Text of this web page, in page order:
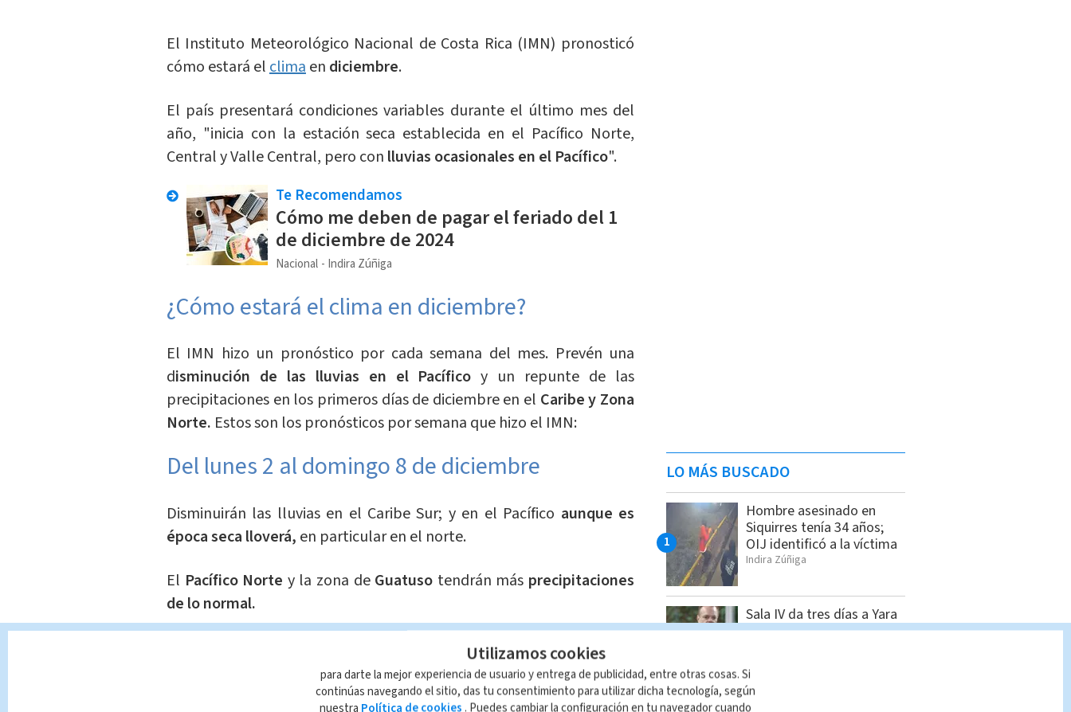
El Instituto Meteorológico Nacional de Costa Rica (IMN) pronosticó
cómo estará elclimaen diciembre.
El país presentará condiciones variables durante el último mes del
año, "inicia con la estación seca establecida en el Pacífico Norte,
Central y Valle Central, pero con lluvias ocasionales en el Pacífico".
Te Recomendamos
Cómo me deben de pagar el feriado del 1
de diciembre de 2024
Nacional Indira Zúñiga
¿Cómo estará el clima en diciembre?
El IMN hizo un pronóstico por cada semana del mes. Prevén una
disminución de las lluvias en el Pacíficoy un repunte de las
precipitaciones en los primeros días de diciembre en el Caribe y Zona
Norte. Estos son los pronósticos por semana que hizo el IMN:
Del lunes 2 al domingo 8 de diciembre
Disminuirán las lluvias en el Caribe Sur; y en el Pacífico aunque es
época seca lloverá, en particular en el norte.
El Pacífico Norte y la zona de Guatuso tendrán más precipitaciones
de lo normal.
Pacífico Norte, Central y Valle Centralse presentarán
lluvias normales del período seco.
LO MÁS BUSCADO
Hombre asesinado en
Siquirres tenía 34 años;
OIJ identificó a la víctima
Indira Zúñiga
Sala IV da tres días a Yara
Jiménez para presentar
magistrados suplentes sin
nombrar
Redacción Multimedios
Utilizamos cookies
para darte la mejor experiencia de usuario y entrega de publicidad, entre otras cosas. Si
continúas navegando el sitio, das tu consentimiento para utilizar dicha tecnología, según
nuestra Política de cookies . Puedes cambiar la configuración en tu navegador cuando